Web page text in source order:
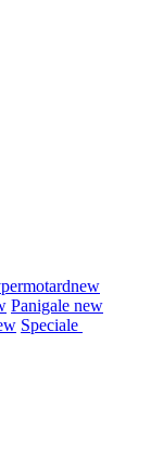
new
Panigale new
Speciale